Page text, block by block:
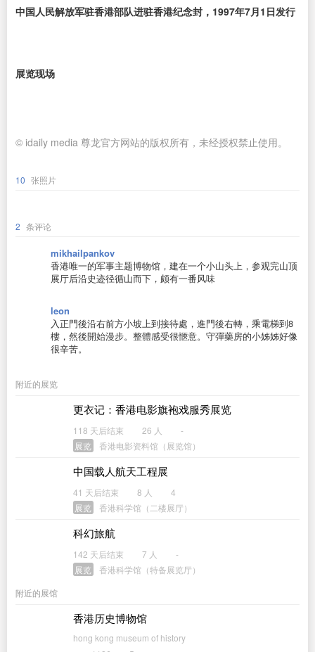
中国人民解放军驻香港部队进驻香港纪念封，1997年7月1日发行
展览现场
© idaily media 尊龙官方网站的版权所有，未经授权禁止使用。
10 张照片
2 条评论
mikhailpankov
香港唯一的军事主题博物馆，建在一个小山头上，参观完山顶
展厅后沿史迹径循山而下，颇有一番风味
leon
入正門後沿右前方小坡上到接待處，進門後右轉，乘電梯到8
樓，然後開始漫步。整體感受很愜意。守彈藥房的小姊姊好像
很辛苦。
附近的展览
更衣记：香港电影旗袍戏服秀展览
118 天后结束 26 人
-
展览
香港电影资料馆（展览馆）
中国载人航天工程展
41 天后结束 8 人
4
展览
香港科学馆（二楼展厅）
科幻旅航
142 天后结束 7 人
-
展览
香港科学馆（特备展览厅）
附近的展馆
香港历史博物馆
hong kong museum of history